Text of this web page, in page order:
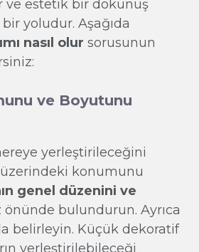
ve estetik bir dokunuş
yoludur. Aşağıda
nasıl olur sorusunun
ve Boyutunu
yerleştirileceğini
konumunu
genel düzenini ve
önünde bulundurun. Ayrıca
belirleyin. Küçük dekoratif
yerleştirilebileceği